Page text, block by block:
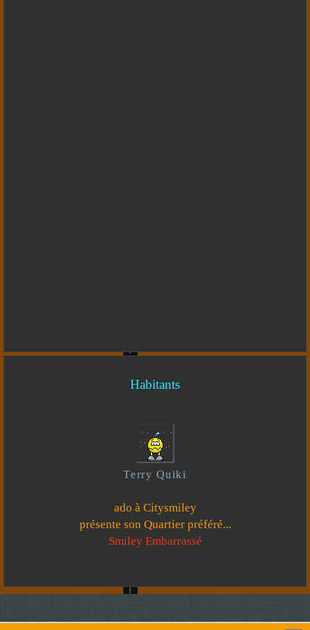
Habitants
Terry Quiki
ado à Citysmiley
présente son Quartier préféré...
Smiley Embarrassé